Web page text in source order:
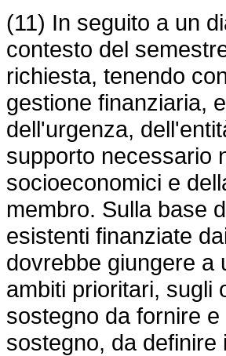
(11) In seguito a un
contesto del
richiesta, tenendo
gestione finanziaria,
dell'urgenza,
supporto necessario
socioeconomici e
membro. Sulla base
esistenti finanziate
dovrebbe giungere a
ambiti prioritari, sugli
sostegno da fornire
sostegno, da